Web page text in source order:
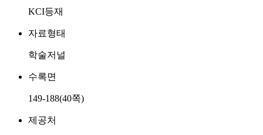
KCI등재
자료형태
학술저널
수록면
149-188(40쪽)
제공처